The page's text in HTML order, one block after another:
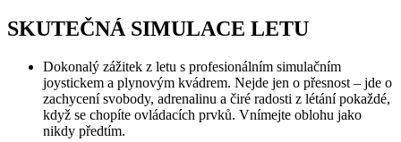
SKUTEČNÁ SIMULACE LETU
Dokonalý zážitek z letu s profesionálním simulačním
joystickem a plynovým kvádrem. Nejde jen o přesnost – jde o
zachycení svobody, adrenalinu a čiré radosti z létání pokaždé,
když se chopíte ovládacích prvků. Vnímejte oblohu jako
nikdy předtím.